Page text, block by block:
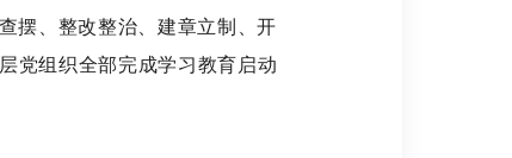
摆、整改整治、建章立制、开
党组织全部完成学习教育启动